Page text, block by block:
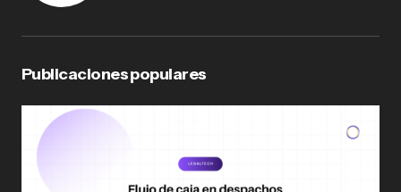
Publicaciones populares